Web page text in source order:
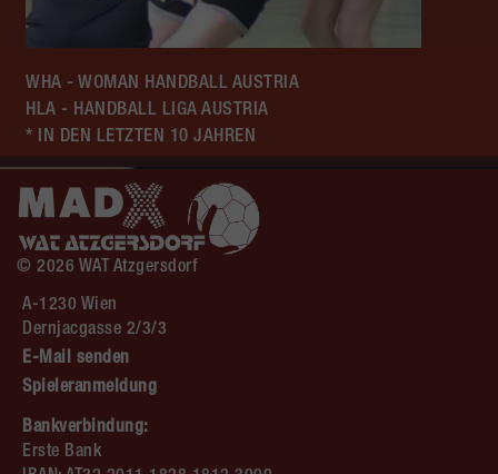
WHA - WOMAN HANDBALL AUSTRIA
HLA - HANDBALL LIGA AUSTRIA
* IN DEN LETZTEN 10 JAHREN
© 2026 WAT Atzgersdorf
A-1230 Wien
Dernjacgasse 2/3/3
E-Mail senden
Spieleranmeldung
Bankverbindung:
Erste Bank